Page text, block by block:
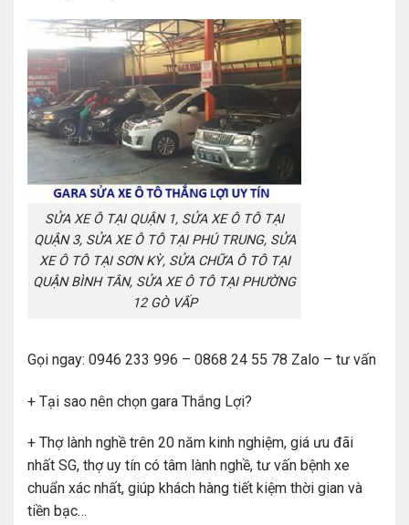
SỬA XE Ô TẠI QUẬN 1, SỬA XE Ô TÔ TẠI
QUẬN 3, SỬA XE Ô TÔ TẠI PHÚ TRUNG, SỬA
XE Ô TÔ TẠI SƠN KỲ, SỬA CHỮA Ô TÔ TẠI
QUẬN BÌNH TÂN, SỬA XE Ô TÔ TẠI PHƯỜNG
12 GÒ VẤP
Gọi ngay: 0946 233 996 – 0868 24 55 78 Zalo – tư vấn
+ Tại sao nên chọn gara Thắng Lợi?
+ Thợ lành nghề trên 20 năm kinh nghiệm, giá ưu đãi
nhất SG, thợ uy tín có tâm lành nghề, tư vấn bệnh xe
chuẩn xác nhất, giúp khách hàng tiết kiệm thời gian và
tiền bạc…